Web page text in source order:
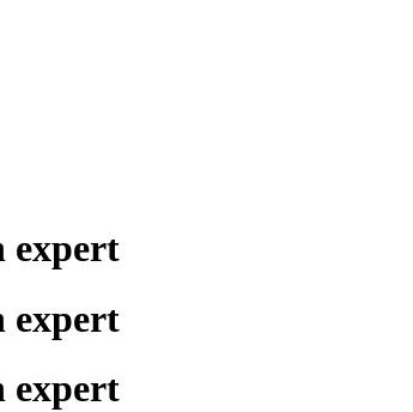
expert
expert
expert